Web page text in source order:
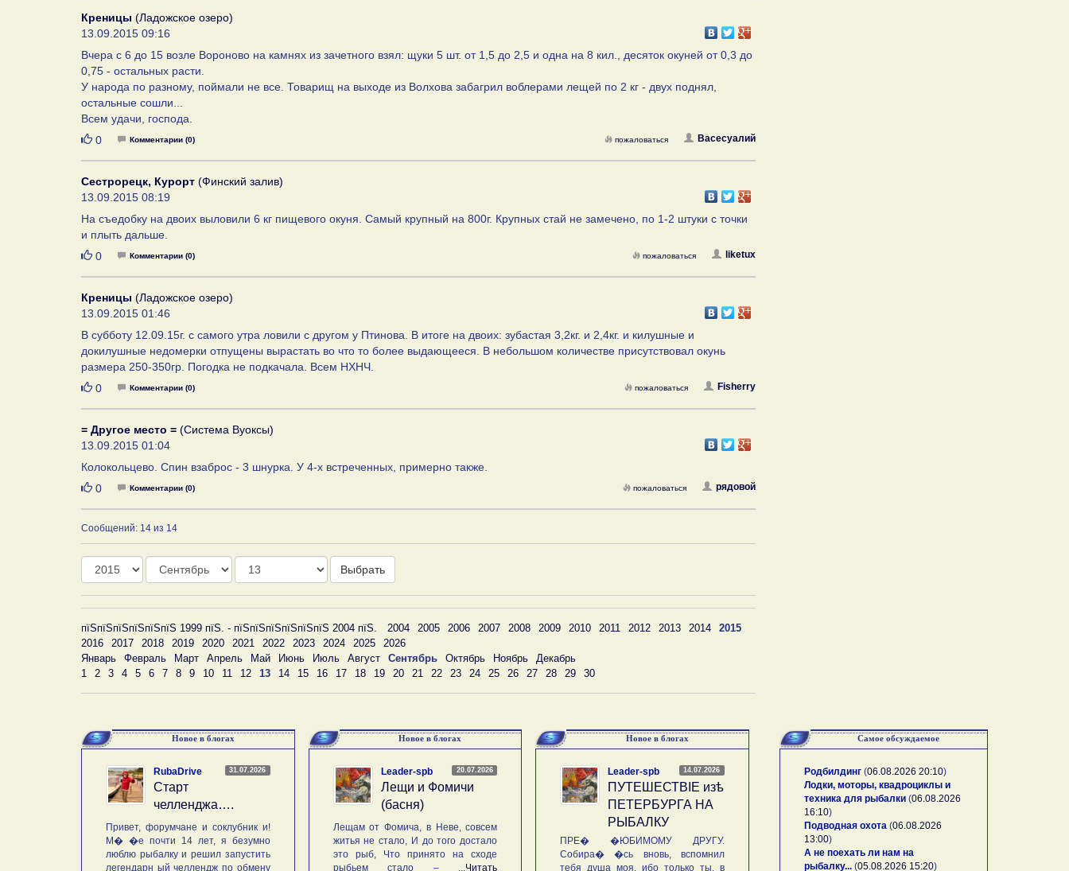
Креницы (Ладожское озеро)
13.09.2015 09:16
Вчера с 6 до 15 возле Вороново на камнях из зачетного взял: щуки 5 шт. от 1,5 до 2,5 и одна на 8 кил., десяток окуней от 0,3 до
0,75 - остальных расти.
У народа по разному, поймали не все. Товарищ на выходе из Волхова забагрил воблерами лещей по 2 кг - двух поднял,
остальные сошли...
Всем удачи, господа.
Нравится
0 Комментарии (0) Васесуалий
пожаловаться
Сестрорецк, Курорт (Финский залив)
13.09.2015 08:19
На съедобку на двоих выловили 6 кг пищевого окуня. Самый крупный на 800г. Крупных стай не замечено, по 1-2 штуки с точки
и плыть дальше.
Нравится
0 Комментарии (0) liketux
пожаловаться
Креницы (Ладожское озеро)
13.09.2015 01:46
В субботу 12.09.15г. с самого утра ловили с другом у Птинова. В итоге на двоих: зубастая 3,2кг. и 2,4кг. и килушные и
докилушные недомерки отпущены вырастать во что то более выдающееся. В небольшом количестве присутствовал окунь
размера 250-350гр. Погодка не подкачала. Всем НХНЧ.
Нравится
0 Комментарии (0) Fisherry
пожаловаться
= Другое место = (Система Вуоксы)
13.09.2015 01:04
Колокольцево. Спин взаброс - 3 шнурка. У 4-х встреченных, примерно также.
Нравится
0 Комментарии (0) рядовой
пожаловаться
Сообщений: 14 из 14
Год Месяц День
Выбрать
пїЅпїЅпїЅпїЅпїЅпїЅ 1999 пїЅ. - пїЅпїЅпїЅпїЅпїЅпїЅ 2004 пїЅ. 2004 2005 2006 2007 2008 2009 2010 2011 2012 2013 2014
2015
2016
2017 2018 2019 2020 2021 2022 2023 2024 2025
2026
Январь
Февраль Март Апрель Май Июнь Июль Август Сентябрь Октябрь Ноябрь
Декабрь
1
2 3 4 5 6 7 8 9 10 11 12 13 14 15 16 17 18 19 20 21 22 23 24 25 26 27 28 29 30
Новое в блогах
31.07.2026
RubaDrive
Старт
челленджа….
Привет, форумчане и соклубник и!
М� �е почти 14 лет, я безумно
люблю рыбалку и решил запустить
легендарн ый челлендж по обмену
Новое в блогах
20.07.2026
Leader-spb
Лещи и Фомичи
(басня)
Лещам от Фомича, в Неве, совсем
житья не стало, И до того достало
это рыб, Что принято на сходе
рыбьем стало – ...Читать
Новое в блогах
14.07.2026
Leader-spb
ПУТЕШЕСТВIE изѣ
ПЕТЕРБУРГА НА
РЫБАЛКУ
ПРЕ� �ЮБИМОМУ ДРУГУ.
Собира� �сь вновь, вспомнил
тебя душа моя, ибо только ты, в
Самое обсуждаемое
Родбилдинг(06.08.2026 20:10)
Лодки, моторы, квадроциклы и
техника для рыбалки(06.08.2026
16:10)
Подводная охота(06.08.2026
13:00)
А не поехать ли нам на
рыбалку...(05.08.2026 15:20)